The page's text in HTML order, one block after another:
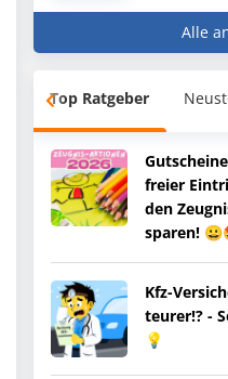
Alle
Top Ratgeber
freier
den
sparen!
Kfz-
teurer!? -
💡